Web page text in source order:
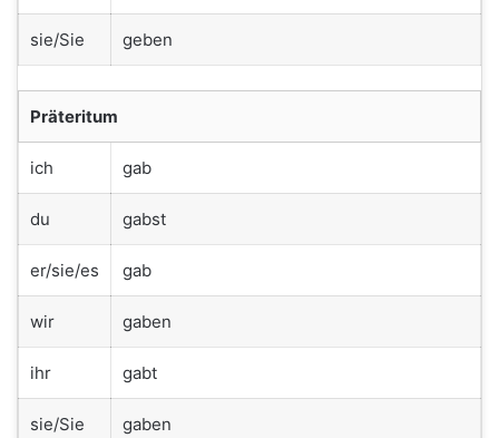
sie/Sie geben
Präteritum
ich gab
du gabst
er/sie/es gab
wir gaben
ihr gabt
sie/Sie gaben